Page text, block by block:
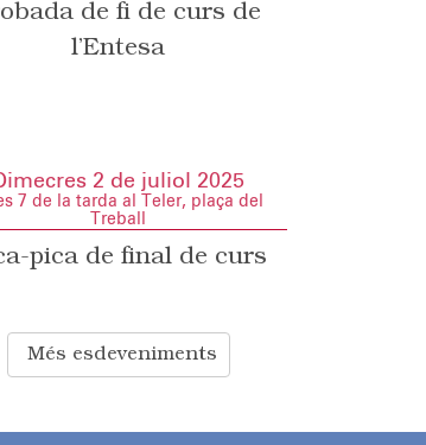
de fi de curs de
l’Entesa
2 de juliol 2025
7 de la tarda al Teler, plaça del
Treball
pica de final de curs
Més esdeveniments